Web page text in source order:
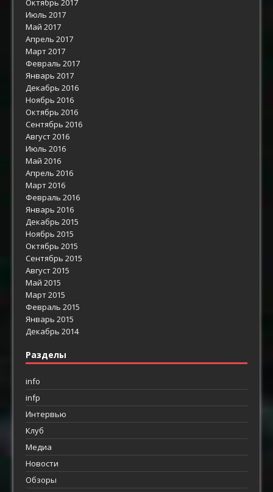
Июль 2017
Май 2017
Апрель 2017
Март 2017
Февраль 2017
Январь 2017
Декабрь 2016
Ноябрь 2016
Октябрь 2016
Сентябрь 2016
Август 2016
Июль 2016
Май 2016
Апрель 2016
Март 2016
Февраль 2016
Январь 2016
Декабрь 2015
Ноябрь 2015
Октябрь 2015
Сентябрь 2015
Август 2015
Май 2015
Март 2015
Февраль 2015
Январь 2015
Декабрь 2014
Разделы
info
infp
Интервью
Клуб
Медиа
Новости
Обзоры